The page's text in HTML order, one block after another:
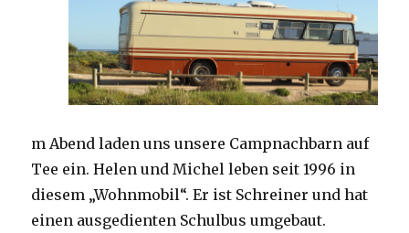
m Abend laden uns unsere Campnachbarn auf
Tee ein. Helen und Michel leben seit 1996 in
diesem „Wohnmobil“. Er ist Schreiner und hat
einen ausgedienten Schulbus umgebaut.